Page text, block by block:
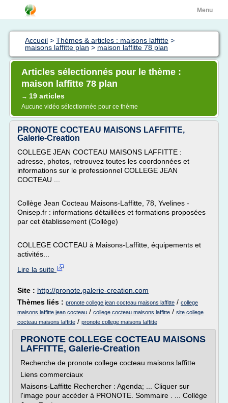
Menu
Accueil > Thèmes & articles : maisons laffitte >
maisons laffitte plan > maison laffitte 78 plan
Articles sélectionnés pour le thème :
maison laffitte 78 plan
→ 19 articles
Aucune vidéo sélectionnée pour ce thème
PRONOTE COCTEAU MAISONS LAFFITTE,
Galerie-Creation
COLLEGE JEAN COCTEAU MAISONS LAFFITTE :
adresse, photos, retrouvez toutes les coordonnées et
informations sur le professionnel COLLEGE JEAN
COCTEAU ...
Collège Jean Cocteau Maisons-Laffitte, 78, Yvelines -
Onisep.fr : informations détaillées et formations proposées
par cet établissement (Collège)
COLLEGE COCTEAU à Maisons-Laffitte, équipements et
activités...
Lire la suite
Site : http://pronote.galerie-creation.com
Thèmes liés : pronote college jean cocteau maisons laffitte / college
maisons laffitte jean cocteau / college cocteau maisons laffitte / site college
cocteau maisons laffitte / pronote college maisons laffitte
PRONOTE COLLEGE COCTEAU MAISONS
LAFFITTE, Galerie-Creation
Recherche de pronote college cocteau maisons laffitte
Liens commerciaux
Maisons-Laffitte Rechercher : Agenda; ... Cliquer sur
l'image pour accéder à PRONOTE. Sommaire . ... Collège